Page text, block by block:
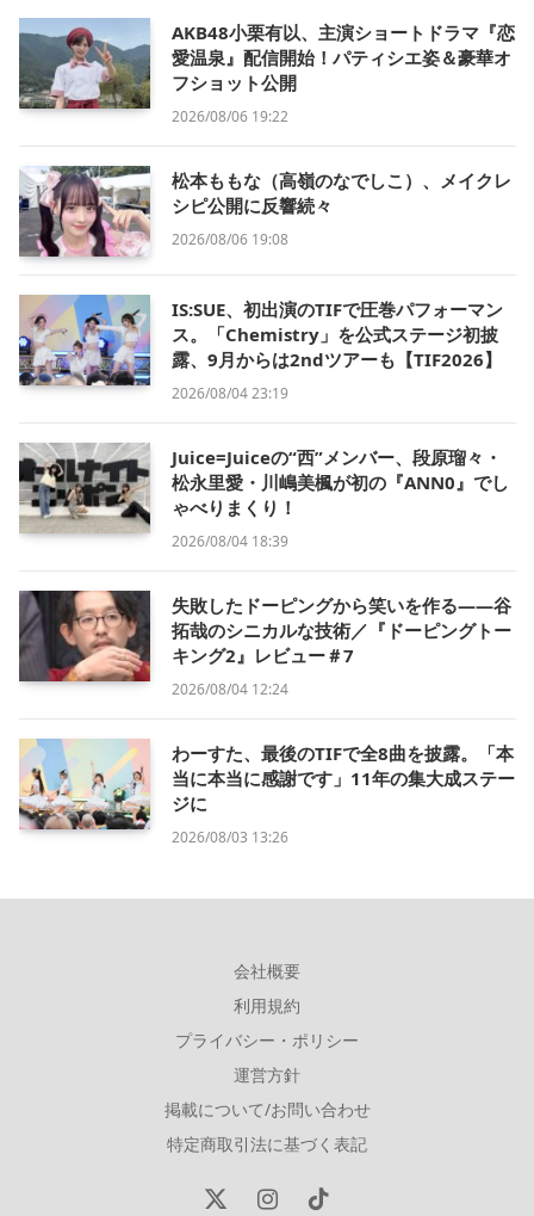
AKB48小栗有以、主演ショートドラマ『恋
愛温泉』配信開始！パティシエ姿＆豪華オ
フショット公開
2026/08/06 19:22
松本ももな（高嶺のなでしこ）、メイクレ
シピ公開に反響続々
2026/08/06 19:08
IS:SUE、初出演のTIFで圧巻パフォーマン
ス。「Chemistry」を公式ステージ初披
露、9月からは2ndツアーも【TIF2026】
2026/08/04 23:19
Juice=Juiceの“西”メンバー、段原瑠々・
松永里愛・川嶋美楓が初の『ANN0』でし
ゃべりまくり！
2026/08/04 18:39
失敗したドーピングから笑いを作る——谷
拓哉のシニカルな技術／『ドーピングトー
キング2』レビュー＃7
2026/08/04 12:24
わーすた、最後のTIFで全8曲を披露。「本
当に本当に感謝です」11年の集大成ステー
ジに
2026/08/03 13:26
会社概要
利用規約
プライバシー・ポリシー
運営方針
掲載について/お問い合わせ
特定商取引法に基づく表記
X InstagramTikTok